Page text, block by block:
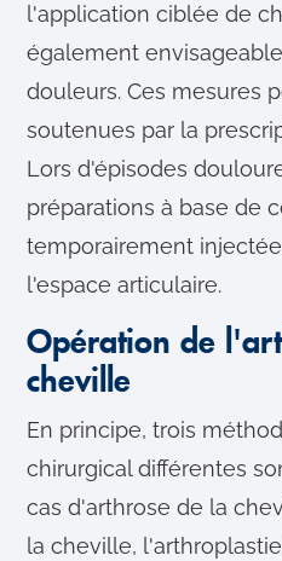
l'application ciblée de
également
douleurs. Ces mesures
soutenues par la
Lors d'épisodes
préparations à base de
temporairement
l'espace articulaire.
Opération de
cheville
En principe, trois
chirurgical différentes
cas d'arthrose de la
la cheville,